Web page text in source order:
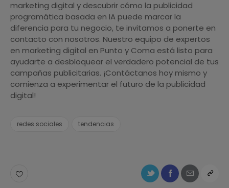
marketing digital y descubrir cómo la publicidad
programática basada en IA puede marcar la
diferencia para tu negocio, te invitamos a ponerte en
contacto con nosotros. Nuestro equipo de expertos
en marketing digital en Punto y Coma está listo para
ayudarte a desbloquear el verdadero potencial de tus
campañas publicitarias. ¡Contáctanos hoy mismo y
comienza a experimentar el futuro de la publicidad
digital!
redes sociales tendencias